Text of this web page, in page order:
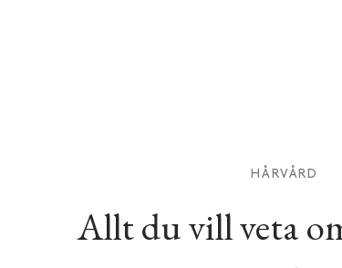
HÅRVÅRD
Allt du vill veta